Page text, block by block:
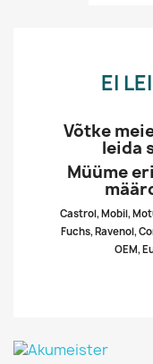
EI
Võtke
leida
Müüme
Castrol, Mobil,
Fuchs, Ravenol,
OEM,